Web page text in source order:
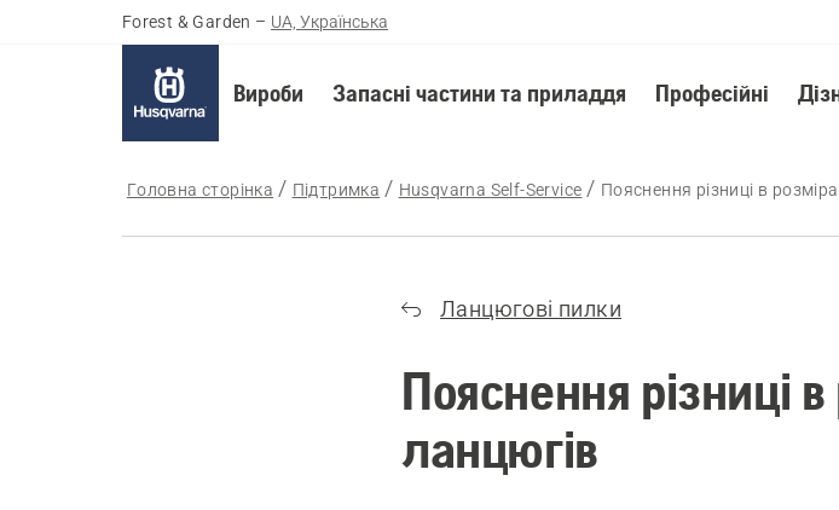
Forest & Garden – UA, Українська
Вироби Запасні частини та приладдя Професійні
Головна сторінка Підтримка Husqvarna Self-Service Пояснення різниці в
Ланцюгові пилки
Пояснення різниці
ланцюгів